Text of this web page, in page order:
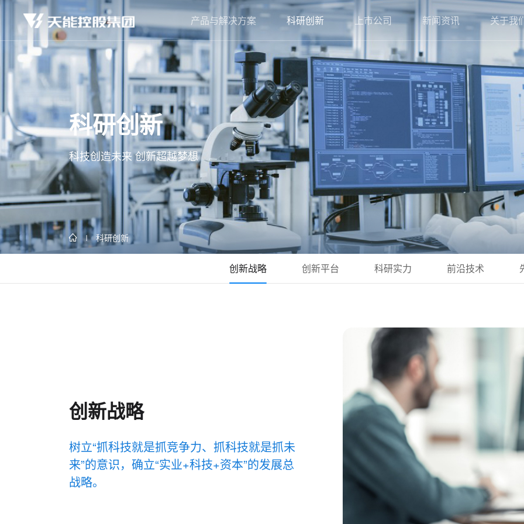
产品与解决方案 科研创新 上市公司 新闻资讯 关于我
科研创新
科技创造未来 创新超越梦想
科研创新
创新战略 创新平台 科研实力 前沿技术
创新战略
树立“抓科技就是抓竞争力、抓科技就是抓未
来”的意识，确立“实业+科技+资本”的发展总
战略。